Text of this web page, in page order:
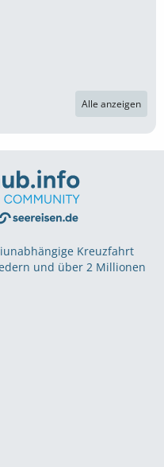
Alle anzeigen
Kreuzfahrt
und über 2 Millionen